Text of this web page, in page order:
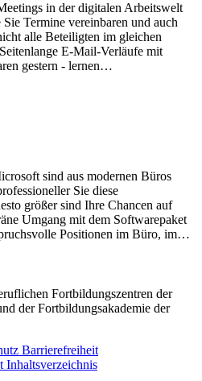
in der digitalen Arbeitswelt
Termine vereinbaren und auch
alle Beteiligten im gleichen
E-Mail-Verläufe mit
gestern - lernen…
sind aus modernen Büros
Sie diese
größer sind Ihre Chancen auf
Umgang mit dem Softwarepaket
Positionen im Büro, im…
Fortbildungszentren der
der Fortbildungsakademie der
Barrierefreiheit
Inhaltsverzeichnis